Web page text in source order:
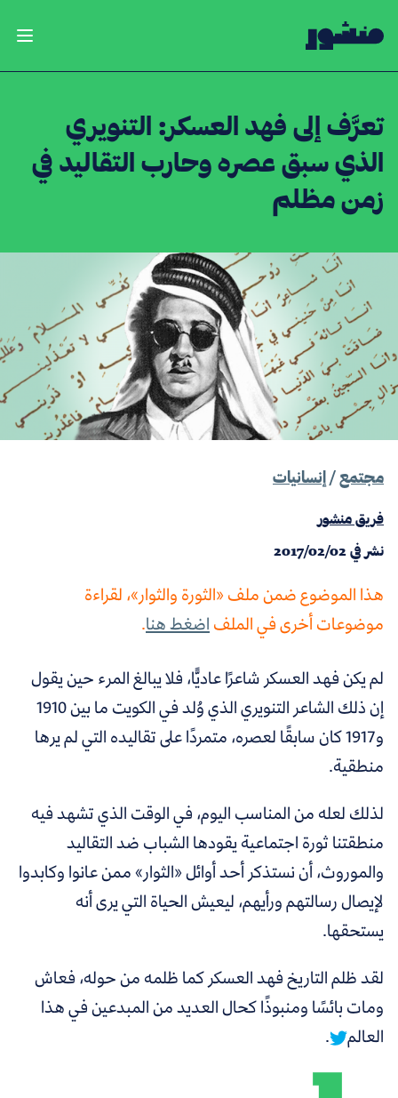
الصفحة الرئيسية
فتح
تعرَّف إلى فهد العسكر: التنويري
الذي سبق عصره وحارب التقاليد في
زمن مظلم
مجتمع/ إنسانيات
فريق منشور
نشر في2017/02/02
هذا الموضوع ضمن ملف «الثورة والثوار»، لقراءة
موضوعات أخرى في الملفاضغط هنا.
لم يكن فهد العسكر شاعرًا عاديًّا، فلا يبالغ المرء حين يقول
إن ذلك الشاعر التنويري الذي وُلد في الكويت ما بين 1910
و1917 كان سابقًا لعصره، متمردًا على تقاليده التي لم يرها
منطقية.
لذلك لعله من المناسب اليوم، في الوقت الذي تشهد فيه
منطقتنا ثورة اجتماعية يقودها الشباب ضد التقاليد
والموروث، أن نستذكر أحد أوائل «الثوار» ممن عانوا وكابدوا
لإيصال رسالتهم ورأيهم، ليعيش الحياة التي يرى أنه
يستحقها.
لقد ظلم التاريخ فهد العسكر كما ظلمه من حوله، فعاش
ومات بائسًا ومنبوذًا كحال العديد من المبدعين في هذا
العالم
.